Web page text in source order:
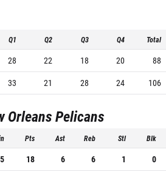
Q1 Q2 Q3 Q4 Total
28 22 18 20
88
33 21 28 24 106
Orleans Pelicans
Pts Ast Reb Stl Blk
18 6 6 1
0